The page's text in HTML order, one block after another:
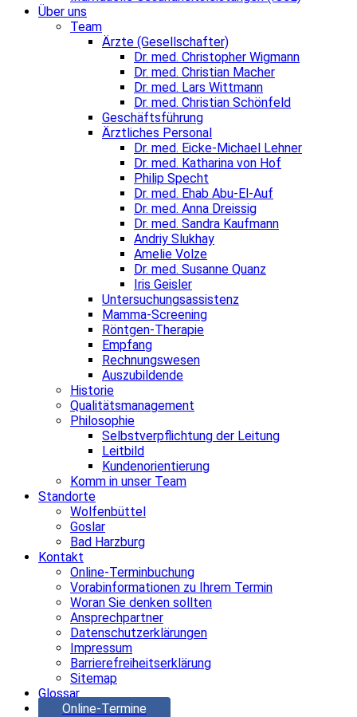
Über uns
Team
Ärzte (Gesellschafter)
Dr. med. Christopher Wigmann
Dr. med. Christian Macher
Dr. med. Lars Wittmann
Dr. med. Christian Schönfeld
Geschäftsführung
Ärztliches Personal
Dr. med. Eicke-Michael Lehner
Dr. med. Katharina von Hof
Philip Specht
Dr. med. Ehab Abu-El-Auf
Dr. med. Anna Dreissig
Dr. med. Sandra Kaufmann
Andriy Slukhay
Amelie Volze
Dr. med. Susanne Quanz
Iris Geisler
Untersuchungsassistenz
Mamma-Screening
Röntgen-Therapie
Empfang
Rechnungswesen
Auszubildende
Historie
Qualitätsmanagement
Philosophie
Selbstverpflichtung der Leitung
Leitbild
Kundenorientierung
Komm in unser Team
Standorte
Wolfenbüttel
Goslar
Bad Harzburg
Kontakt
Online-Terminbuchung
Vorabinformationen zu Ihrem Termin
Woran Sie denken sollten
Ansprechpartner
Datenschutzerklärungen
Impressum
Barrierefreiheitserklärung
Sitemap
Glossar
Online-Termine